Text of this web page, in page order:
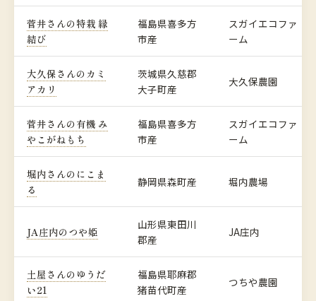
菅井さんの特栽 縁
結び
福島県喜多方
市産
スガイエコファ
ーム
大久保さんのカミ
アカリ
茨城県久慈郡
大子町産
大久保農園
菅井さんの有機 み
やこがねもち
福島県喜多方
市産
スガイエコファ
ーム
堀内さんのにこま
る
静岡県森町産 堀内農場
JA庄内のつや姫
山形県東田川
郡産
JA庄内
土屋さんのゆうだ
い21
福島県耶麻郡
猪苗代町産
つちや農園